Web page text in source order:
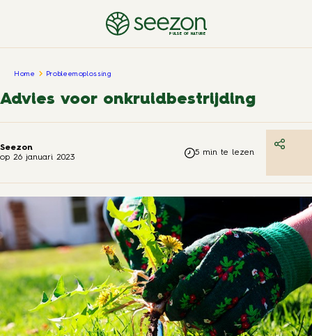
PULSE OF NATURE
Home Probleemoplossing
Advies voor onkruidbestrijding
Seezon
op 26 januari 2023
5 min te lezen